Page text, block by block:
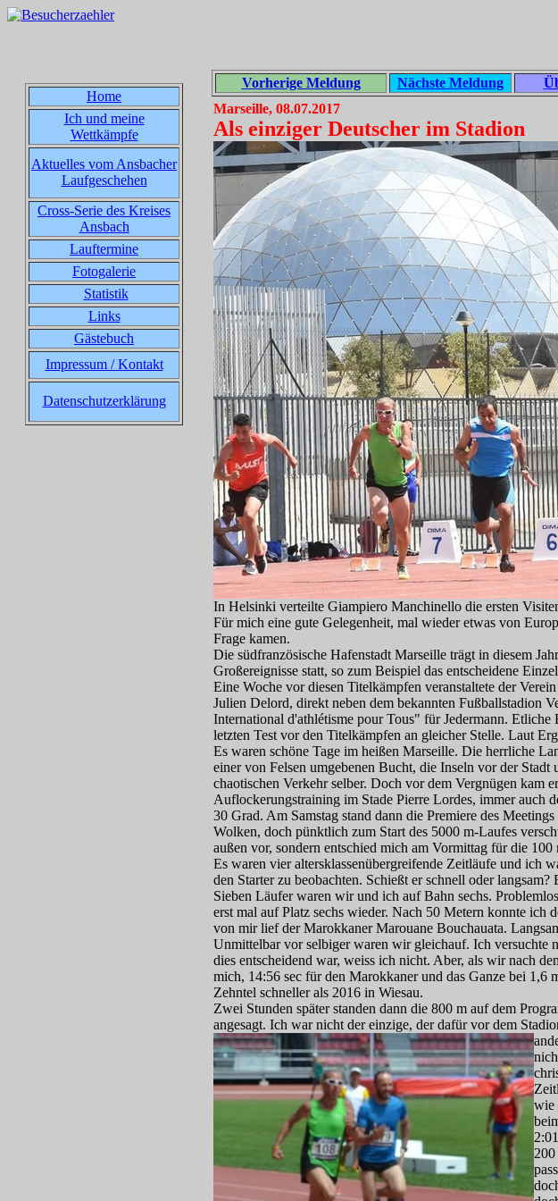
Home
Ich und meine
Wettkämpfe
Aktuelles vom Ansbacher
Laufgeschehen
Cross-Serie des Kreises
Ansbach
Lauftermine
Fotogalerie
Statistik
Links
Gästebuch
Impressum / Kontakt
Datenschutzerklärung
Vorherige Meldung Nächste Meldung
Marseille, 08.07.2017
Als einziger Deutscher im Stadion
In Helsinki verteilte Giampiero Manchinello die ersten
Für mich eine gute Gelegenheit, mal wieder etwas von
Frage kamen.
Die südfranzösische Hafenstadt Marseille trägt in diesem
Großereignisse statt, so zum Beispiel das entscheidene
Eine Woche vor diesen Titelkämpfen veranstaltete der
Julien Delord, direkt neben dem bekannten Fußballstadion
International d'athlétisme pour Tous" für Jedermann.
letzten Test vor den Titelkämpfen an gleicher Stelle. Laut
Es waren schöne Tage im heißen Marseille. Die herrliche
einer von Felsen umgebenen Bucht, die Inseln vor der
chaotischen Verkehr selber. Doch vor dem Vergnügen kam
Auflockerungstraining im Stade Pierre Lordes, immer auch
30 Grad. Am Samstag stand dann die Premiere des
Wolken, doch pünktlich zum Start des 5000 m-Laufes
außen vor, sondern entschied mich am Vormittag für die
Es waren vier altersklassenübergreifende Zeitläufe und ich
den Starter zu beobachten. Schießt er schnell oder langsam?
Sieben Läufer waren wir und ich auf Bahn sechs.
erst mal auf Platz sechs wieder. Nach 50 Metern konnte ich
von mir lief der Marokkaner Marouane Bouchauata.
Unmittelbar vor selbiger waren wir gleichauf. Ich versuchte
dies entscheidend war, weiss ich nicht. Aber, als wir nach
mich, 14:56 sec für den Marokkaner und das Ganze bei
Zehntel schneller als 2016 in Wiesau.
Zwei Stunden später standen dann die 800 m auf dem
angesagt. Ich war nicht der einzige, der dafür vor dem
wie